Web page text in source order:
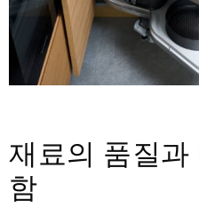
재료의 품질
함